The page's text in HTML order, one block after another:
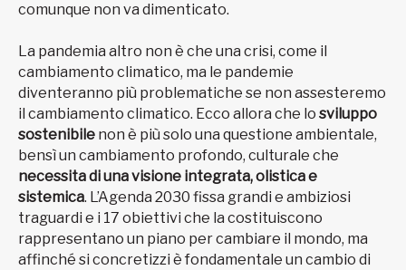
comunque non va dimenticato.
La pandemia altro non è che una crisi, come il
cambiamento climatico, ma le pandemie
diventeranno più problematiche se non assesteremo
il cambiamento climatico. Ecco allora che lo sviluppo
sostenibile non è più solo una questione ambientale,
bensì un cambiamento profondo, culturale che
necessita di una visione integrata, olistica e
sistemica. L’Agenda 2030 fissa grandi e ambiziosi
traguardi e i 17 obiettivi che la costituiscono
rappresentano un piano per cambiare il mondo, ma
affinché si concretizzi è fondamentale un cambio di